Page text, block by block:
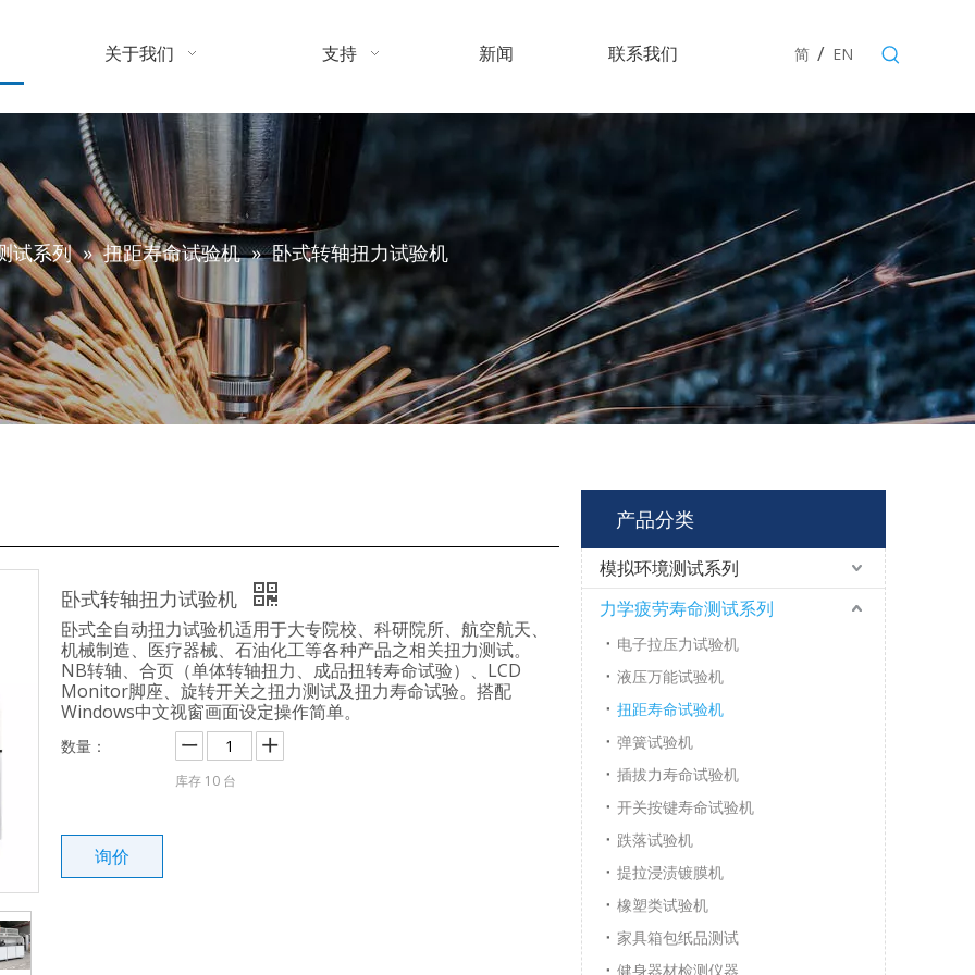
关于我们 支持 新闻 联系我们 简 / EN
试系列 » 扭距寿命试验机 » 卧式转轴扭力试验机
卧式转轴扭力试验机
卧式全自动扭力试验机适用于大专院校、科研院所、航空航天、
机械制造、医疗器械、石油化工等各种产品之相关扭力测试。
NB转轴、合页（单体转轴扭力、成品扭转寿命试验）、LCD
Monitor脚座、旋转开关之扭力测试及扭力寿命试验。搭配
Windows中文视窗画面设定操作简单。
数量：
库存 10 台
询价
产品分类
模拟环境测试系列
力学疲劳寿命测试系列
电子拉压力试验机
液压万能试验机
扭距寿命试验机
弹簧试验机
插拔力寿命试验机
开关按键寿命试验机
跌落试验机
提拉浸渍镀膜机
橡塑类试验机
家具箱包纸品测试
健身器材检测仪器